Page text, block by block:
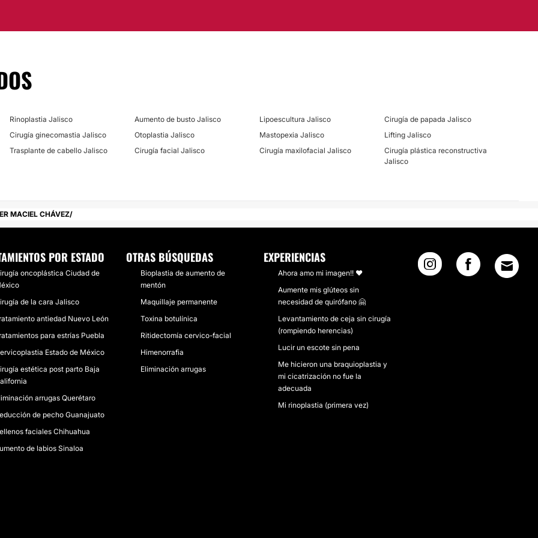
(Jalisco).
tu mejor imagen y
Rinoplastia Jalisco Aumento de busto Jalisco Lipoescultura Jalisco
Cirugía de papada Jalisco
Cirugía ginecomastia Jalisco Otoplastia Jalisco Mastopexia Jalisco
Lifting Jalisco
Trasplante de cabello Jalisco Cirugía facial Jalisco Cirugía maxilofacial Jalisco
Cirugía plástica reconstructiva
Jalisco
MACIEL CHÁVEZ
POR ESTADO
oncoplástica Ciudad de
de la cara Jalisco
antiedad Nuevo León
para estrías Puebla
Estado de México
estética post parto Baja
arrugas Querétaro
de pecho Guanajuato
faciales Chihuahua
de labios Sinaloa
OTRAS BÚSQUEDAS
Bioplastia de aumento de
mentón
Maquillaje permanente
Toxina botulínica
Ritidectomía cervico-facial
Himenorrafia
Eliminación arrugas
EXPERIENCIAS
Ahora amo mi imagen!! ❤️
Aumente mis glúteos sin
necesidad de quirófano 🤗
Levantamiento de ceja sin cirugía
(rompiendo herencias)
Lucir un escote sin pena
Me hicieron una braquioplastia y
mi cicatrización no fue la
adecuada
Mi rinoplastia (primera vez)